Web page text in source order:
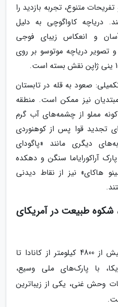
متنوع، تجربه بازدید را
دریاچه کاواگوچی به دلیل
و انعکاس زیبای فوجی
تصویر دریاچه موتوسو بر روی
صعود به قله در تابستان
نیز ممکن است. منطقه
مملو از چشمه‌های آب گرم
تجدید قوا پس از کوهنوردی
دیگری مانند «پاگودای
آراکورایاما سنگن و دهکده
هاکای» نیز از نقاط دیدنی
شکوه طبیعت در آمریکای
رشته‌کوه راکی با امتداد بیش از 4800 کیلومتر از کانادا تا
با پارک‌های ملی وسیع،
وحش غنی، یکی از زیباترین